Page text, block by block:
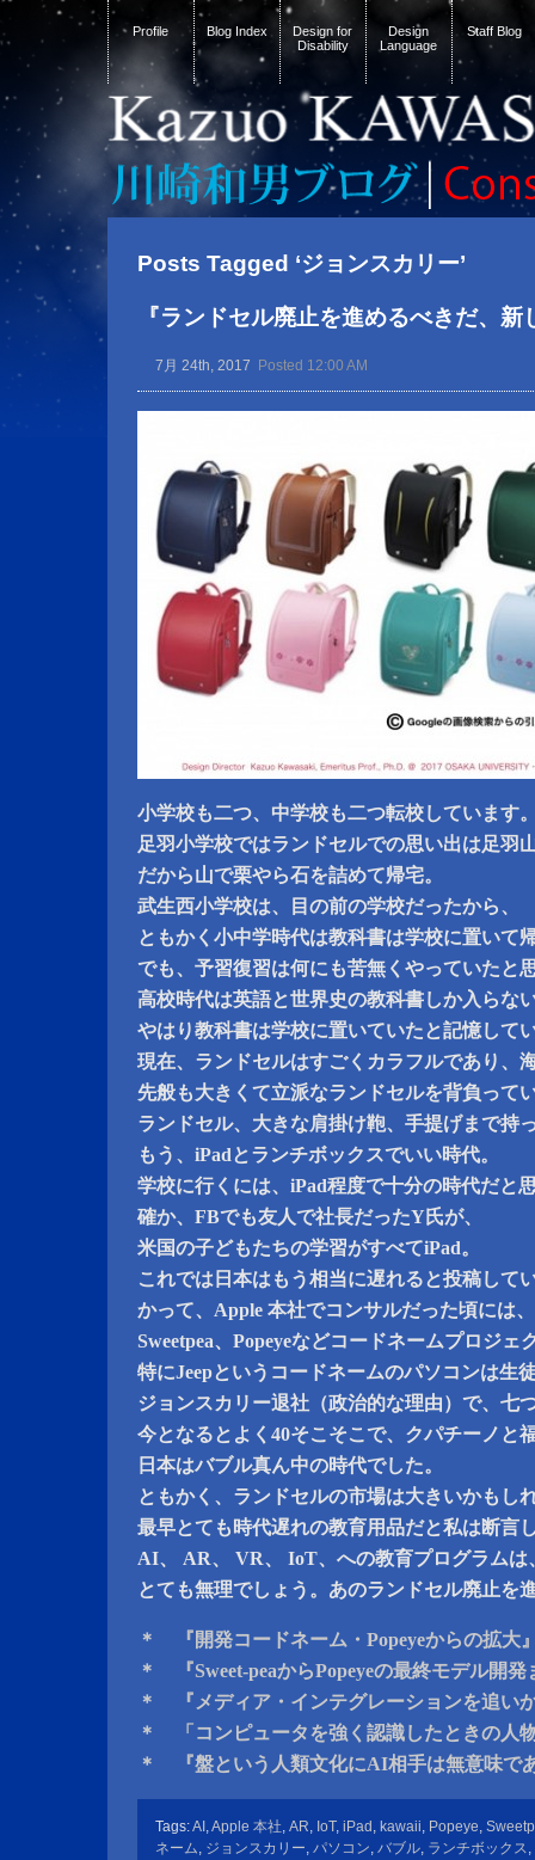
Profile Blog Index
Design for
Disability
Design
Language
Staff Blog
Posts Tagged ‘ジョンスカリー’
『ランドセル廃止を進めるべきだ、
7月 24th, 2017 Posted 12:00 AM
小学校も二つ、中学校も二つ転校しています
足羽小学校ではランドセルでの思い出は足羽
だから山で栗やら石を詰めて帰宅。
武生西小学校は、目の前の学校だったから、
ともかく小中学時代は教科書は学校に置いて
でも、予習復習は何にも苦無くやっていたと
高校時代は英語と世界史の教科書しか入らな
やはり教科書は学校に置いていたと記憶して
現在、ランドセルはすごくカラフルであり、
先般も大きくて立派なランドセルを背負って
ランドセル、大きな肩掛け鞄、手提げまで持
もう、iPadとランチボックスでいい時代。
学校に行くには、iPad程度で十分の時代だと
確か、FBでも友人で社長だったY氏が、
米国の子どもたちの学習がすべてiPad。
これでは日本はもう相当に遅れると投稿して
かって、Apple 本社でコンサルだった頃には、
Sweetpea、Popeyeなどコードネームプロジェ
特にJeepというコードネームのパソコンは生
ジョンスカリー退社（政治的な理由）で、七
今となるとよく40そこそこで、クパチーノと
日本はバブル真ん中の時代でした。
ともかく、ランドセルの市場は大きいかもし
最早とても時代遅れの教育用品だと私は断言
AI、 AR、 VR、 IoT、への教育プログラムは
とても無理でしょう。あのランドセル廃止を
＊ 『開発コードネーム・Popeyeからの拡大
＊ 『Sweet-peaからPopeyeの最終モデル開発
＊ 『メディア・インテグレーションを追い
＊ 「コンピュータを強く認識したときの人
＊ 『盤という人類文化にAI相手は無意味で
Tags:AI ,Apple 本社, AR, IoT, iPad , kawaii, Popeye,
ネーム, ジョンスカリー, パソコン, バブル, ランチボックス,